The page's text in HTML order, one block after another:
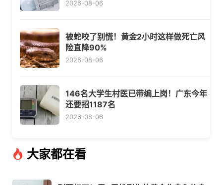
2026-08-06
被蛇咬了别慌！黄金2小时这样做死亡风
险直降90%
2026-08-06
146名大学生村医已带编上岗！广东今年
还要招1187名
2026-08-06
大家都在看